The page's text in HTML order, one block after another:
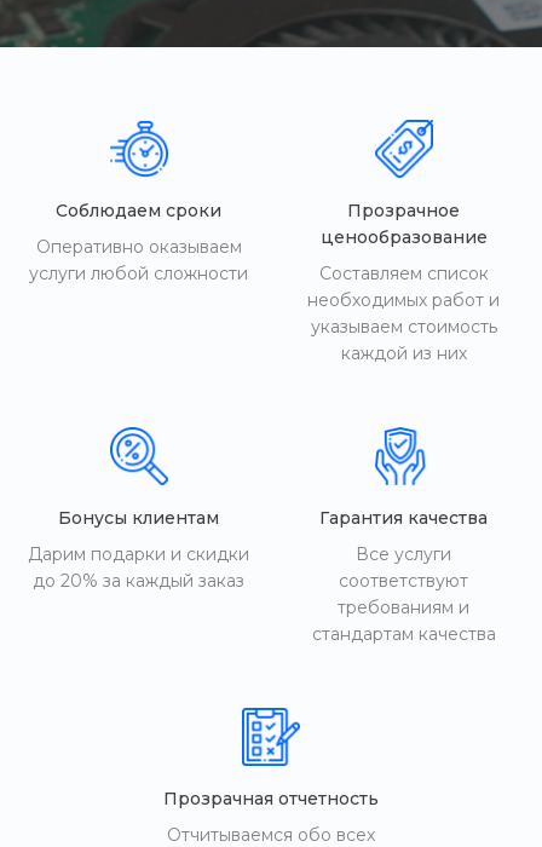
Соблюдаем сроки
Оперативно оказываем
услуги любой сложности
Прозрачное
ценообразование
Составляем список
необходимых работ и
указываем стоимость
каждой из них
Бонусы клиентам
Дарим подарки и скидки
до 20% за каждый заказ
Гарантия качества
Все услуги
соответствуют
требованиям и
стандартам качества
Прозрачная отчетность
Отчитываемся обо всех